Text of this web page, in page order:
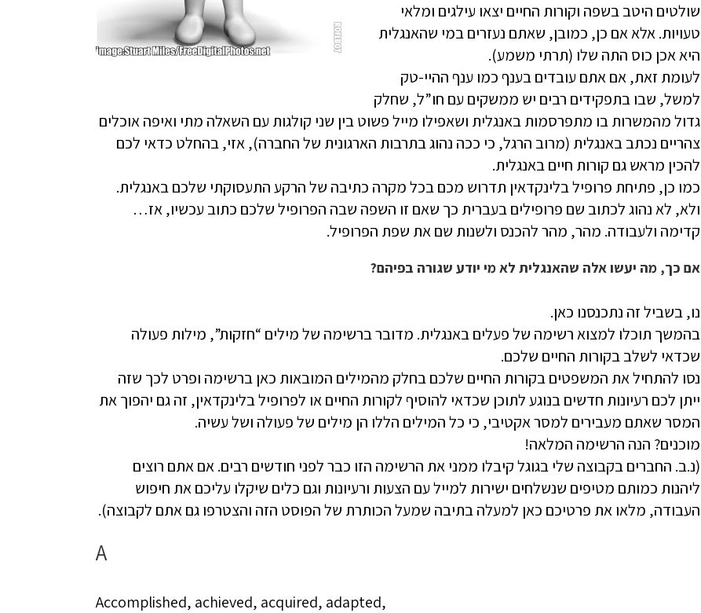
שולטים היטב בשפה וקורות החיים יצאו עילגים ומלאי
טעויות. אלא אם כן, כמובן, שאתם נעזרים במי שהאנגלית
היא אכן כוס התה שלו (תרתי משמע).
לעומת זאת, אם אתם עובדים בענף כמו ענף ההיי-טק
למשל, שבו בתפקידים רבים יש ממשקים עם חו”ל, שחלק
גדול מהמשרות בו מתפרסמות באנגלית ושאפילו מייל פשוט בין שני קולגות עם השאלה מתי ואיפה אוכלים
צהריים נכתב באנגלית (מרוב הרגל, כי ככה נהוג בתרבות הארגונית של החברה), אזי, בהחלט כדאי לכם
להכין מראש גם קורות חיים באנגלית.
כמו כן, פתיחת פרופיל בלינקדאין תדרוש מכם בכל מקרה כתיבה של הרקע התעסוקתי שלכם באנגלית.
ולא, לא נהוג לכתוב שם פרופילים בעברית כך שאם זו השפה שבה הפרופיל שלכם כתוב עכשיו, אז…
קדימה ולעבודה. מהר, מהר להכנס ולשנות שם את שפת הפרופיל.
אם כך, מה יעשו אלה שהאנגלית לא מי יודע שגורה בפיהם?
נו, בשביל זה נתכנסנו כאן.
בהמשך תוכלו למצוא רשימה של פעלים באנגלית. מדובר ברשימה של מילים “חזקות”, מילות פעולה
שכדאי לשלב בקורות החיים שלכם.
נסו להתחיל את המשפטים בקורות החיים שלכם בחלק מהמילים המובאות כאן ברשימה ופרט לכך שזה
ייתן לכם רעיונות חדשים בנוגע לתוכן שכדאי להוסיף לקורות החיים או לפרופיל בלינקדאין, זה גם יהפוך את
המסר שאתם מעבירים למסר אקטיבי, כי כל המילים הללו הן מילים של פעולה ושל עשיה.
מוכנים? הנה הרשימה המלאה!
(נ.ב. החברים בקבוצה שלי בגוגל קיבלו ממני את הרשימה הזו כבר לפני חודשים רבים. אם אתם רוצים
ליהנות כמותם מטיפים שנשלחים ישירות למייל עם הצעות ורעיונות וגם כלים שיקלו עליכם את חיפוש
העבודה, מלאו את פרטיכם כאן למעלה בתיבה שמעל הכותרת של הפוסט הזה והצטרפו גם אתם לקבוצה).
A
Accomplished, achieved, acquired, adapted,